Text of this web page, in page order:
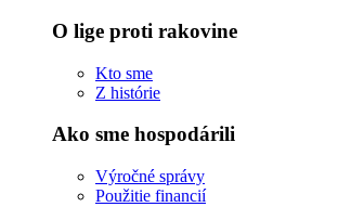
O lige proti rakovine
Kto sme
Z histórie
Ako sme hospodárili
Výročné správy
Použitie financií